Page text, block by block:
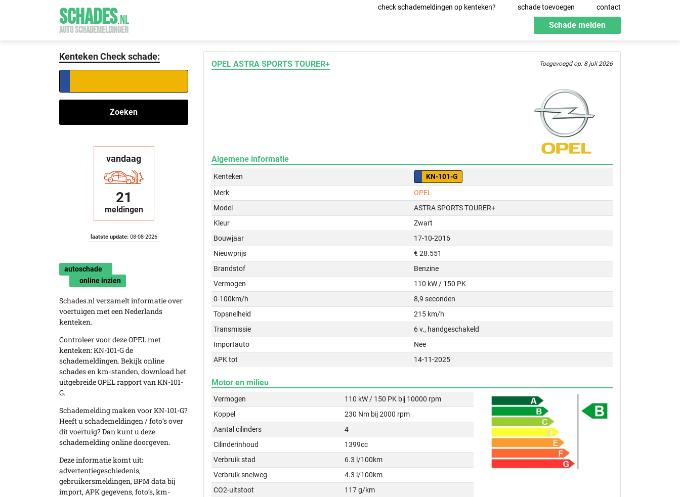
SCHADES.NL
AUTO SCHADEMELDINGEN
check schademeldingen op kenteken? schade toevoegen contact
Schade melden
Kenteken Check schade:
Zoeken
vandaag
21
meldingen
laatste update:08-08-2026
autoschade
online inzien
Schades.nl verzamelt informatie over
voertuigen met een Nederlands
kenteken.
Controleer voor deze OPEL met
kenteken: KN-101-G de
schademeldingen. Bekijk online
schades en km-standen, download het
uitgebreide OPEL rapport van KN-101-
G.
Schademelding maken voor KN-101-G?
Heeft u schademeldingen / foto’s over
dit voertuig? Dan kunt u deze
schademelding online doorgeven.
Deze informatie komt uit:
advertentiegeschiedenis,
gebruikersmeldingen, BPM data bij
import, APK gegevens, foto’s, km-
OPEL ASTRA SPORTS TOURER+ Toegevoegd op: 8 juli 2026
Algemene informatie
Kenteken
KN-101-G
Merk
OPEL
Model
ASTRA SPORTS TOURER+
Kleur
Zwart
Bouwjaar
17-10-2016
Nieuwprijs
€ 28.551
Brandstof
Benzine
Vermogen
110 kW / 150 PK
0-100km/h
8,9 seconden
Topsnelheid
215 km/h
Transmissie
6 v., handgeschakeld
Importauto
Nee
APK tot
14-11-2025
Motor en milieu
Vermogen
110 kW / 150 PK bij 10000 rpm
Koppel
230 Nm bij 2000 rpm
Aantal cilinders
4
Cilinderinhoud
1399cc
Verbruik stad
6.3 l/100km
Verbruik snelweg
4.3 l/100km
CO2-uitstoot
117 g/km